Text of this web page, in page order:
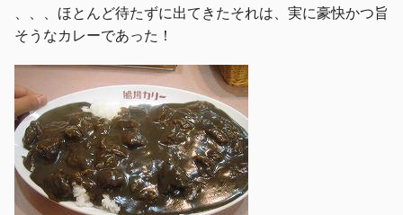
、、、ほとんど待たずに出てきたそれは、実に豪快かつ旨
そうなカレーであった！